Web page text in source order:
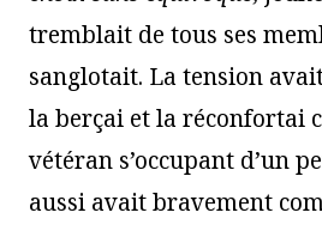
tremblait de tous ses
sanglotait. La tension
la berçai et la réconfortai
vétéran s’occupant d’un
aussi avait bravement